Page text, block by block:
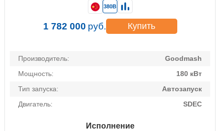
Производитель:
Goodmash
Мощность:
180 кВт
Тип запуска:
Автозапуск
Двигатель:
SDEC
Исполнение
380В
1 782 000 руб. Купить